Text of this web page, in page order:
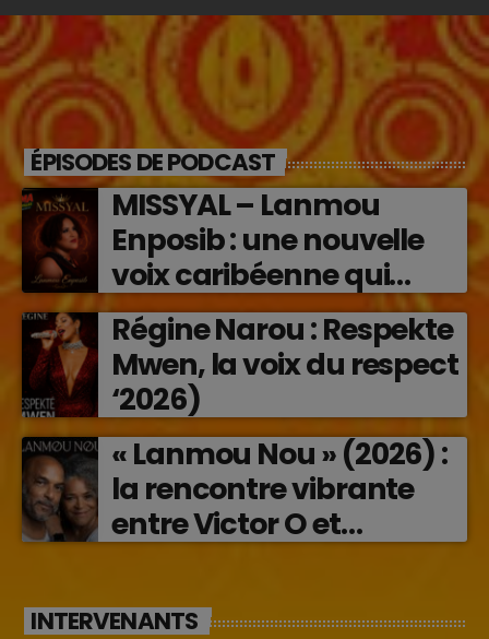
ÉPISODES DE PODCAST
MISSYAL – Lanmou
Enposib : une nouvelle
voix caribéenne qui
transforme les émotions
en musique (2026)
Régine Narou : Respekte
Mwen, la voix du respect
‘2026)
« Lanmou Nou » (2026) :
la rencontre vibrante
entre Victor O et
INTERVENANTS